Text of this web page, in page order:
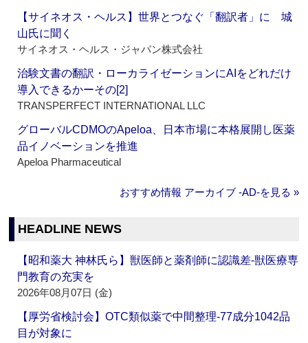
【サイネオス・ヘルス】世界とつなぐ「翻訳者」に 城
山氏に聞く
サイネオス・ヘルス・ジャパン株式会社
治験文書の翻訳・ローカライゼーションにAIをどれだけ
導入できるかーその[2]
TRANSPERFECT INTERNATIONAL LLC
グローバルCDMOのApeloa、日本市場に本格展開し医薬
品イノベーションを推進
Apeloa Pharmaceutical
おすすめ情報 アーカイブ ‐AD‐を見る »
HEADLINE NEWS
【昭和薬大 神林氏ら】獣医師と薬剤師に認識差‐獣医療専
門教育の充実を
2026年08月07日 (金)
【厚労省検討会】OTC類似薬で中間整理‐77成分1042品
目が対象に